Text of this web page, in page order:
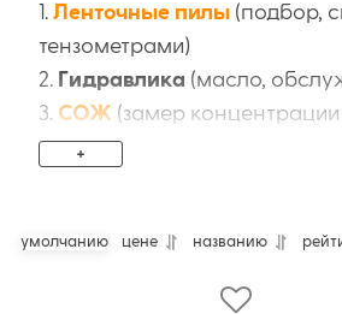
1. Ленточные пилы (подбор,
тензометрами)
2. Гидравлика (масло,
3. СОЖ (замер концентрации
рефрактометрами, проверка
+
умолчанию цене названию